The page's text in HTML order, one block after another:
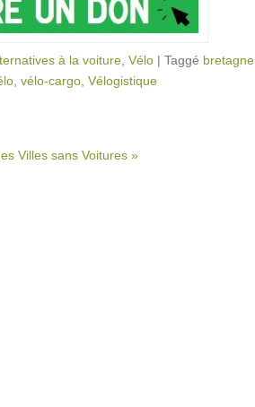
à la voiture Vélo | Taggé bretagne
vélo-cargo Vélogistique
Villes sans Voitures »